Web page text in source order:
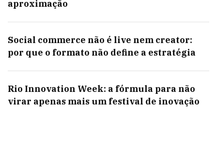
aproximação
Social commerce não é live nem creator:
por que o formato não define a estratégia
Rio Innovation Week: a fórmula para não
virar apenas mais um festival de inovação